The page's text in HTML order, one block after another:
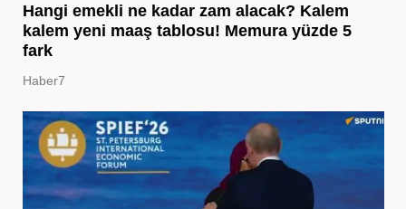
Hangi emekli ne kadar zam alacak? Kalem
kalem yeni maaş tablosu! Memura yüzde 5
fark
Haber7